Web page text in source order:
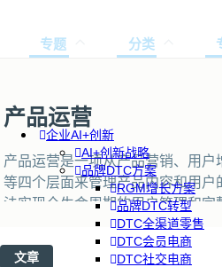
企业AI+创新
AI+创新战略
品牌DTC方案
RGM增长方案
品牌DTC转型
DTC全渠道零售
DTC会员电商
DTC社交电商
专题 分类
产品运营
产品运营是一项从产品营销、用
等四个层面来管理产品内容和用户
法实现全生命周期的用户管理和
品运营案例和工具模板供您选择！
文章